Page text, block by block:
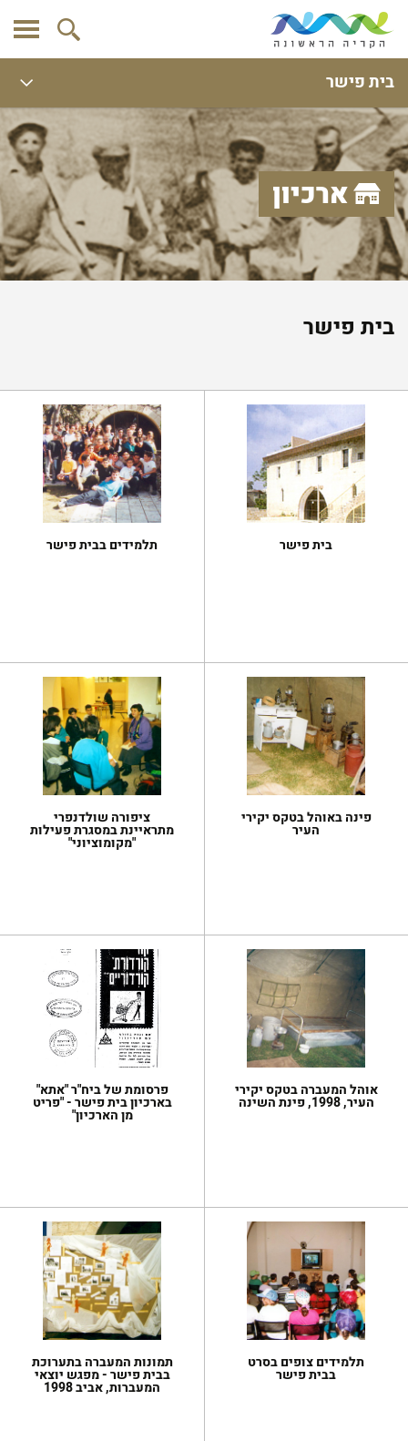
בית פישר
ארכיון
בית פישר
בית פישר תלמידים בבית פישר
פינה באוהל בטקס יקירי
העיר
ציפורה שולדנפרי
מתראיינת במסגרת פעילות
"מקומוציוני"
אוהל המעברה בטקס יקירי
העיר, 1998, פינת השינה
פרסומת של ביח"ר "אתא"
בארכיון בית פישר - "פריט
מן הארכיון"
תלמידים צופים בסרט
בבית פישר
תמונות המעברה בתערוכת
בבית פישר - מפגש יוצאי
המעברות, אביב 1998